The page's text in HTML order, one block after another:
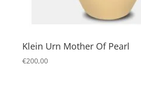
Klein Urn Mother Of Pearl
€200,00